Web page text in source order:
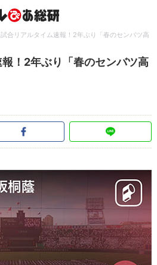
合リアルタイム速報！2年ぶり「春のセンバツ高
！2年ぶり「春のセンバツ高